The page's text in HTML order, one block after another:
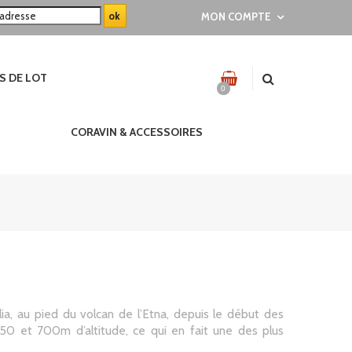
MON COMPTE
0
DE LOT
CORAVIN & ACCESSOIRES
au pied du volcan de l’Etna, depuis le début des
et 700m d’altitude, ce qui en fait une des plus